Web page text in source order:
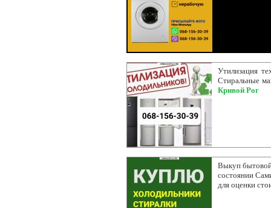
Утилизация
Стиральные
Кривой Рог
Выкуп
состоянии
для оценки